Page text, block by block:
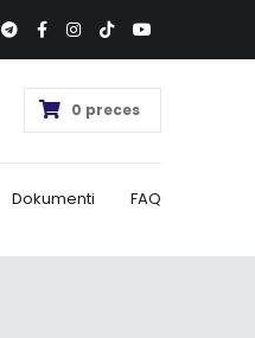
0 preces
Dokumenti FAQ